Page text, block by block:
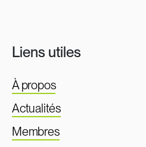
Liens utiles
À propos
Actualités
Membres